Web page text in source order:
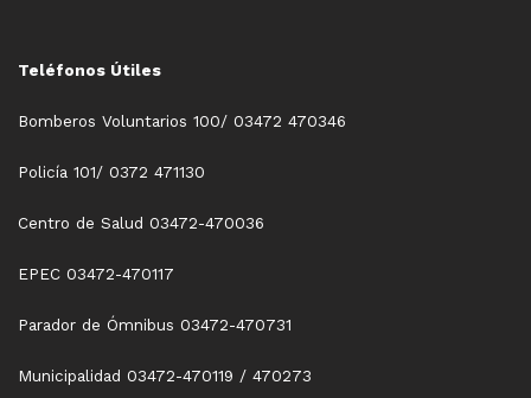
Teléfonos Útiles
Bomberos Voluntarios 100/ 03472 470346
Policía 101/ 0372 471130
Centro de Salud 03472-470036
EPEC 03472-470117
Parador de Ómnibus 03472-470731
Municipalidad 03472-470119 / 470273